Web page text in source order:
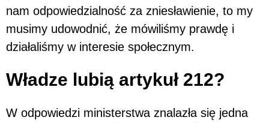
nam odpowiedzialność za zniesławienie, to my
musimy udowodnić, że mówiliśmy prawdę i
działaliśmy w interesie społecznym.
Władze lubią artykuł 212?
W odpowiedzi ministerstwa znalazła się jedna